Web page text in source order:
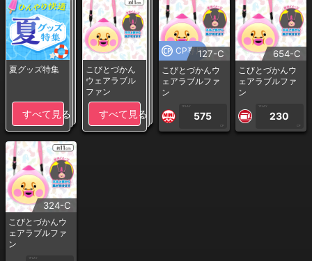
夏グッズ特集
すべて見る
こびとづかん
ウェアラブル
ファン
すべて見る
CP専用127-C
こびとづかんウ
ェアラブルファ
ン
1PLAY
575
CP
654-C
こびとづかんウ
ェアラブルファ
ン
1PLAY
230
CP
324-C
こびとづかんウ
ェアラブルファ
ン
1PLAY